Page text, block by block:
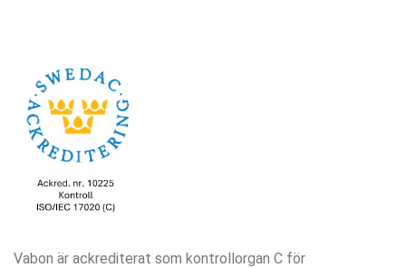
Vabon är ackrediterat som kontrollorgan C för